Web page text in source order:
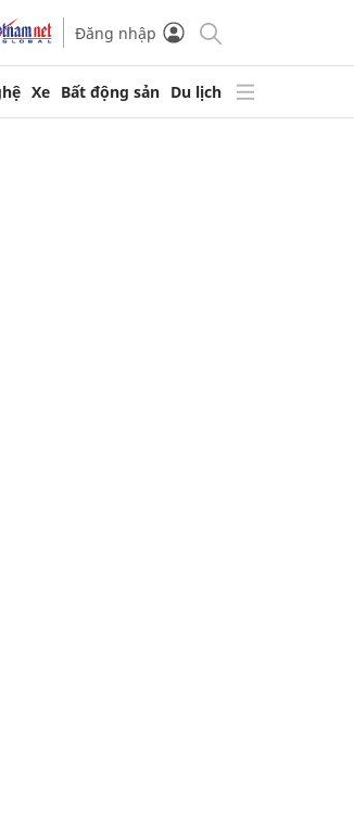
Đăng nhập
Xe Bất động sản Du lịch